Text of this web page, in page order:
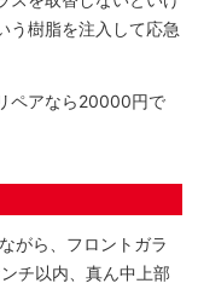
樹脂を注入して応急
ペアなら20000円で
がら、フロントガラ
チ以内、真ん中上部